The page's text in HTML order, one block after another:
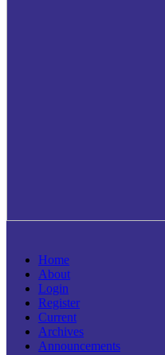
Home
About
Login
Register
Current
Archives
Announcements